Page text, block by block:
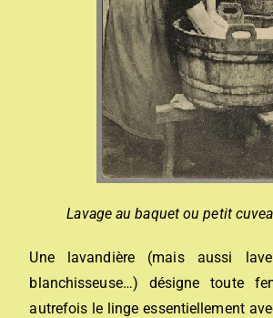
Lavage au baquet ou petit
Une lavandière (mais aussi
blanchisseuse…) désigne toute
autrefois le linge essentiellement